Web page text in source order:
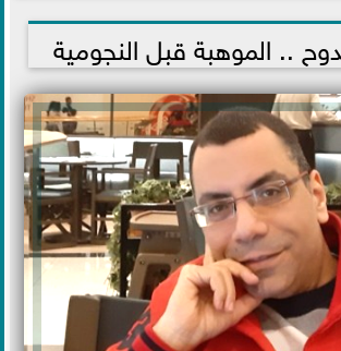
.. الموهبة قبل النجومية